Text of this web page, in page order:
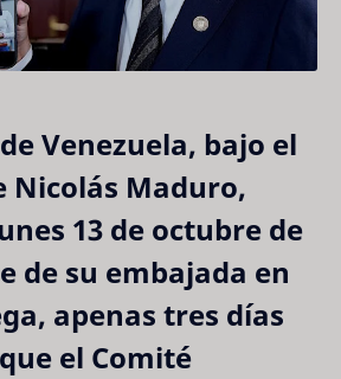
Venezuela, bajo el
Nicolás Maduro,
13 de octubre de
de su embajada en
apenas tres días
el Comité